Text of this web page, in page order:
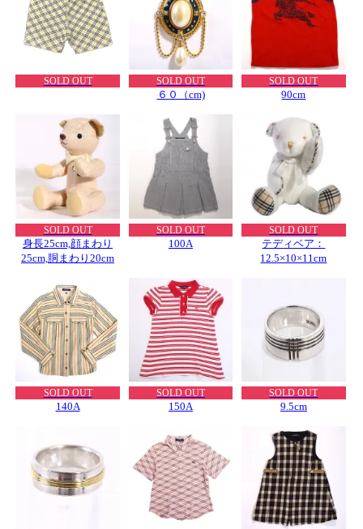
SOLD OUT SOLD OUT
６０（cm)
SOLD OUT
90cm
SOLD OUT
身長25cm,顔まわり
25cm,胴まわり20cm
SOLD OUT
100A
SOLD OUT
テディベア：
12.5×10×11cm
SOLD OUT
140A
SOLD OUT
150A
SOLD OUT
9.5cm